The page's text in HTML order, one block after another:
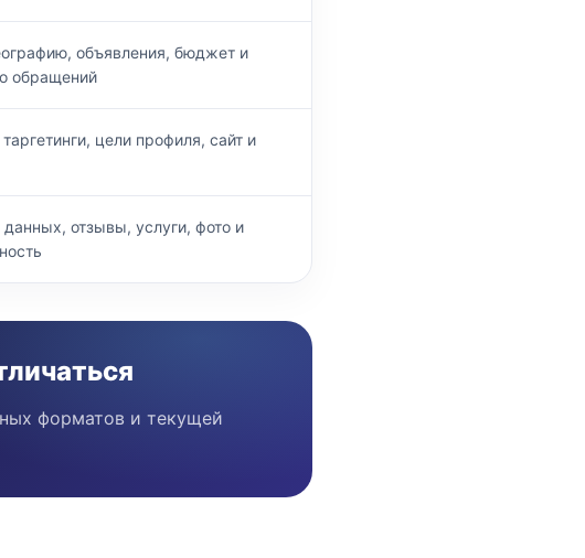
объявления, бюджет и
обращений
цели профиля, сайт и
данных, отзывы, услуги, фото и
форматов и текущей